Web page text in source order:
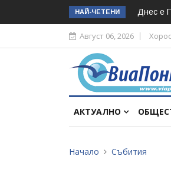
НАЙ-ЧЕТЕНИ Днес е
Август 06, 2026
АКТУАЛНО
Начало Събития